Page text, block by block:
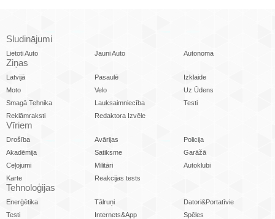
Sludinājumi
Lietoti Auto Jauni Auto Autonoma
Ziņas
Latvijā Pasaulē
Izklaide
Moto
Velo
Uz Ūdens
Smagā Tehnika
Lauksaimniecība
Testi
Reklāmraksti
Redaktora Izvēle
Vīriem
Drošība Avārijas
Policija
Akadēmija
Satiksme
Garāžā
Ceļojumi
Militāri
Autoklubi
Karte
Reakcijas tests
Tehnoloģijas
Enerģētika Tālruņi
Datori&Portatīvie
Testi
Internets&App
Spēles